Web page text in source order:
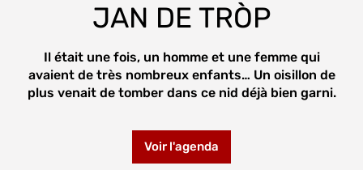
JAN DE TRÒP
Il était une fois, un homme et une femme qui
avaient de très nombreux enfants… Un oisillon de
plus venait de tomber dans ce nid déjà bien garni.
Voir l'agenda